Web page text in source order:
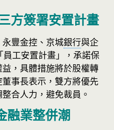
方簽署安置計畫
豐金控、京城銀行與企
工安置計畫」，承諾保
，具體措施將於股權轉
事長表示，雙方將優先
合人力，避免裁員。
融業整併潮